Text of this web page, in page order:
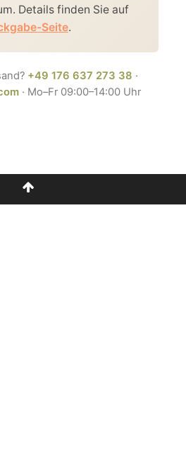
Details finden Sie auf
Seite.
+49 176 637 273 38 ·
· Mo–Fr 09:00–14:00 Uhr